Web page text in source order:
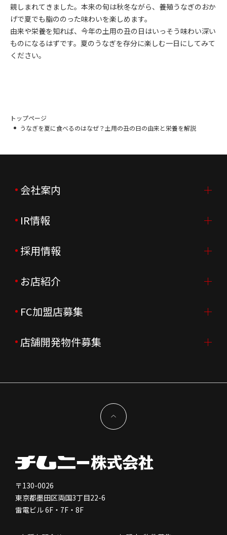
親しまれてきました。本来の旬は秋冬ながら、養殖うなぎのおか
げで夏でも脂ののった味わいを楽しめます。
由来や栄養を知れば、今年の土用の丑の日はいっそう味わい深い
ものになるはずです。夏のうなぎを存分に楽しむ一日にしてみて
ください。
トップページ
うなぎを夏に食べるのはなぜ？土用の丑の日の由来と栄養を解説
会社案内
会社案内TOP
ご挨拶
会社概要
会社沿革
企業理念
新型コロナウイルス対応
IR情報
IR情報TOP
ニュースリリース
月次売上
決算資料
コーポレートガバナンス
免責事項
株価情報
採用情報
採用情報TOP
新卒採用
中途採用
会社を知る
人を知る
はたらく環境
お店紹介
店舗を探す・予約する
よくあるご質問
FC加盟店募集
FC加盟店募集TOP
独立支援について
FC加盟店お問合せ
店舗開発物件募集
〒130-0026
東京都墨田区両国3丁目22-6
雷電ビル 6F・7F・8F